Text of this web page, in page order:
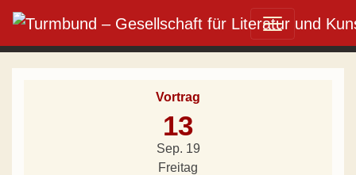
Hauptnavigation
Vortrag
13
Sep. 19
Freitag